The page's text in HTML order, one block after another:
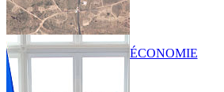
ÉCONOMIE